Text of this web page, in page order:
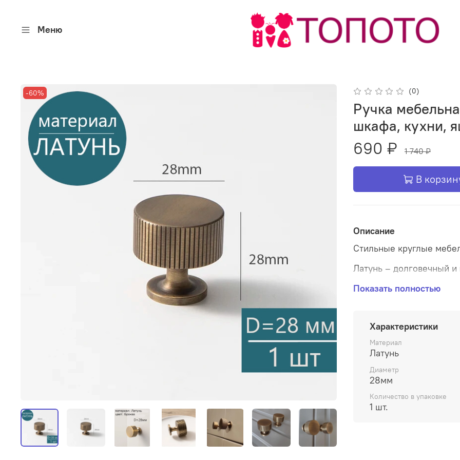
Меню
-60% (0)
Ручка
шкафа, кухни,
690 ₽ 1 740 ₽
В
Описание
Стильные круглые
Латунь – долговечный
любыми оттенками
мебели выполнена из
окислению.
применяться для
назначения.
Простота установки:
просверлите
В комплект входит: 1
Показать полностью
Характеристики
Материал
Латунь
Диаметр
28мм
Количество в упаковке
1 шт.